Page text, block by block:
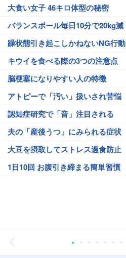
大食い女子 46キロ体型の秘密
バランスボール毎日10分で20kg減
躁状態引き起こしかねないNG行動
キウイを食べる際の3つの注意点
脳梗塞になりやすい人の特徴
アトピーで「汚い」扱いされ苦悩
認知症研究で「音」注目される
夫の「産後うつ」にみられる症状
大豆を摂取してストレス過食防止
1日10回 お腹引き締まる簡単習慣